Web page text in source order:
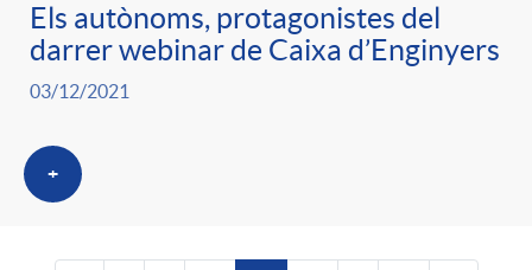
Els autònoms, protagonistes del
darrer webinar de Caixa d’Enginyers
03/12/2021
+